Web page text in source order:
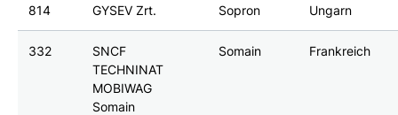
814 GYSEV Zrt. Sopron Ungarn
332
SNCF
TECHNINAT
MOBIWAG
Somain
Somain Frankreich